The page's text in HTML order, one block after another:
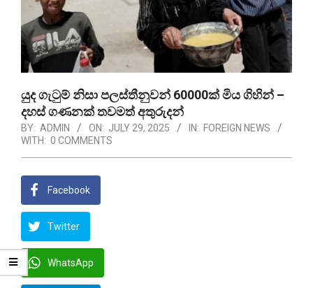
යුද ගැටුම් නිසා පලස්තීනුවන් 60000ක් මිය ගිහින් –
දහස් ගණනක් තවමත් අතුරුදන්
BY: ADMIN ON: JULY 29, 2025 IN: FOREIGN NEWS
WITH: 0 COMMENTS
Facebook
Twitter
WhatsApp